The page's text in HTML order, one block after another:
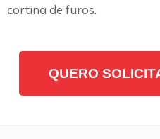
cortina de furos.
QUERO